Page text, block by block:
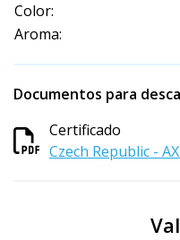
Color:
Aroma:
Documentos para
Certificado
Czech Republic -